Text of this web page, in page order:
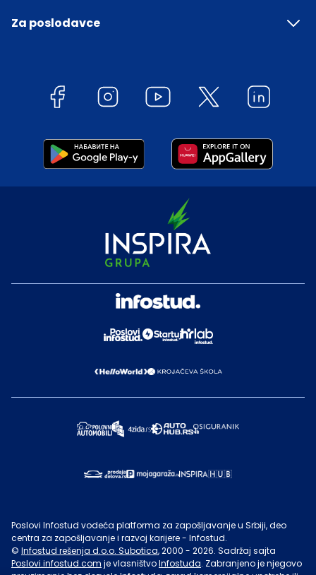
Za poslodavce
Poslovi Infostud vodeća platforma za zapošljavanje u Srbiji, deo
centra za zapošljavanje i razvoj karijere - Infostud.
© Infostud rešenja d.o.o. Subotica, 2000 - 2026. Sadržaj sajta
Poslovi.infostud.com je vlasništvoInfostuda. Zabranjeno je njegovo